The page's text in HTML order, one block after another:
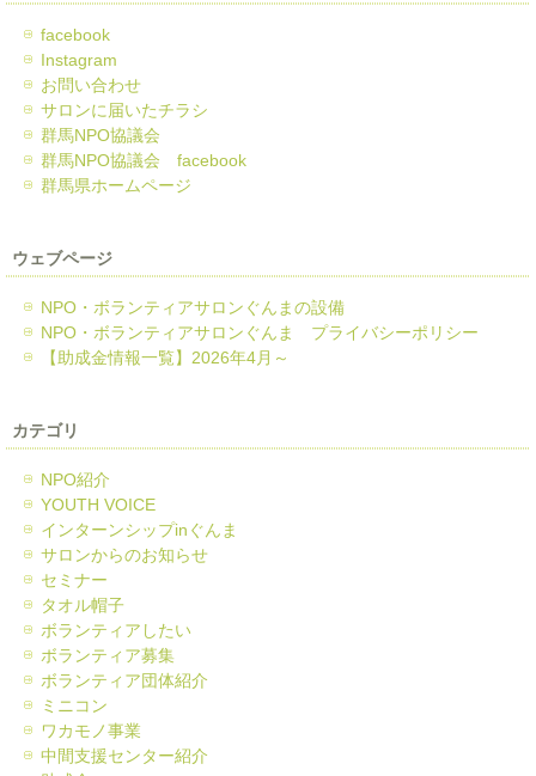
facebook
Instagram
お問い合わせ
サロンに届いたチラシ
群馬NPO協議会
群馬NPO協議会 facebook
群馬県ホームページ
ウェブページ
NPO・ボランティアサロンぐんまの設備
NPO・ボランティアサロンぐんま プライバシーポリシー
【助成金情報一覧】2026年4月～
カテゴリ
NPO紹介
YOUTH VOICE
インターンシップinぐんま
サロンからのお知らせ
セミナー
タオル帽子
ボランティアしたい
ボランティア募集
ボランティア団体紹介
ミニコン
ワカモノ事業
中間支援センター紹介